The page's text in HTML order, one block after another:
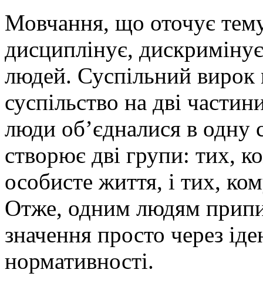
Мовчання, що оточує
дисциплінує,
людей. Суспільний
суспільство на дві
люди об’єдналися в
створює дві групи: тих,
особисте життя, і тих,
Отже, одним людям
значення просто через
нормативності.